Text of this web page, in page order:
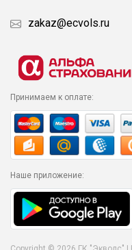
zakaz@ecvols.ru
Принимаем к оплате:
Наше приложение: